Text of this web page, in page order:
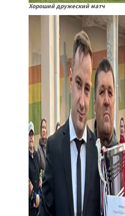
Хороший дружеский матч